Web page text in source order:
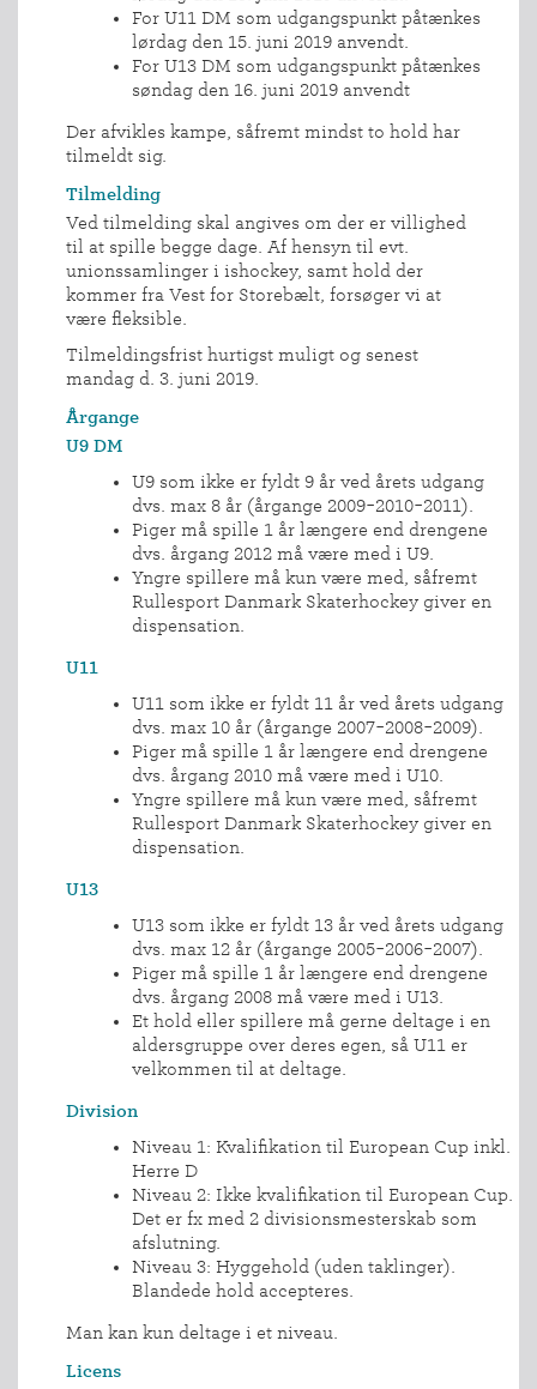
For U11 DM som udgangspunkt påtænkes
lørdag den 15. juni 2019 anvendt.
For U13 DM som udgangspunkt påtænkes
søndag den 16. juni 2019 anvendt
Der afvikles kampe, såfremt mindst to hold har
tilmeldt sig.
Tilmelding
Ved tilmelding skal angives om der er villighed
til at spille begge dage. Af hensyn til evt.
unionssamlinger i ishockey, samt hold der
kommer fra Vest for Storebælt, forsøger vi at
være fleksible.
Tilmeldingsfrist hurtigst muligt og senest
mandag d. 3. juni 2019.
Årgange
U9 DM
U9 som ikke er fyldt 9 år ved årets udgang
dvs. max 8 år (årgange 2009-2010-2011).
Piger må spille 1 år længere end drengene
dvs. årgang 2012 må være med i U9.
Yngre spillere må kun være med, såfremt
Rullesport Danmark Skaterhockey giver en
dispensation.
U11
U11 som ikke er fyldt 11 år ved årets udgang
dvs. max 10 år (årgange 2007-2008-2009).
Piger må spille 1 år længere end drengene
dvs. årgang 2010 må være med i U10.
Yngre spillere må kun være med, såfremt
Rullesport Danmark Skaterhockey giver en
dispensation.
U13
U13 som ikke er fyldt 13 år ved årets udgang
dvs. max 12 år (årgange 2005-2006-2007).
Piger må spille 1 år længere end drengene
dvs. årgang 2008 må være med i U13.
Et hold eller spillere må gerne deltage i en
aldersgruppe over deres egen, så U11 er
velkommen til at deltage.
Division
Niveau 1: Kvalifikation til European Cup inkl.
Herre D
Niveau 2: Ikke kvalifikation til European Cup.
Det er fx med 2 divisionsmesterskab som
afslutning.
Niveau 3: Hyggehold (uden taklinger).
Blandede hold accepteres.
Man kan kun deltage i et niveau.
Licens